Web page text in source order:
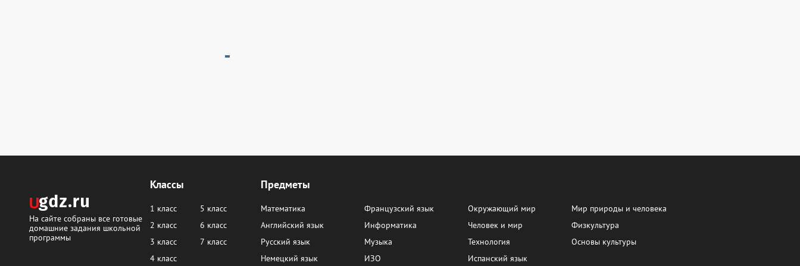
Классы
1 класс
2 класс
3 класс
4 класс
5 класс
6 класс
7 класс
Предметы
Математика
Английский язык
Русский язык
Немецкий язык
Французский язык
Информатика
Музыка
ИЗО
Окружающий мир
Человек и мир
Технология
Испанский язык
Мир природы и человека
Физкультура
Основы культуры
На сайте собраны все готовые
домашние задания школьной
программы